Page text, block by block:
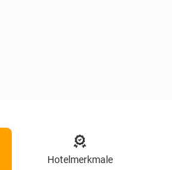
Hotelmerkmale